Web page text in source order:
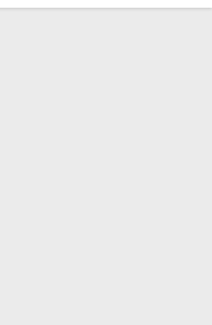
готова?